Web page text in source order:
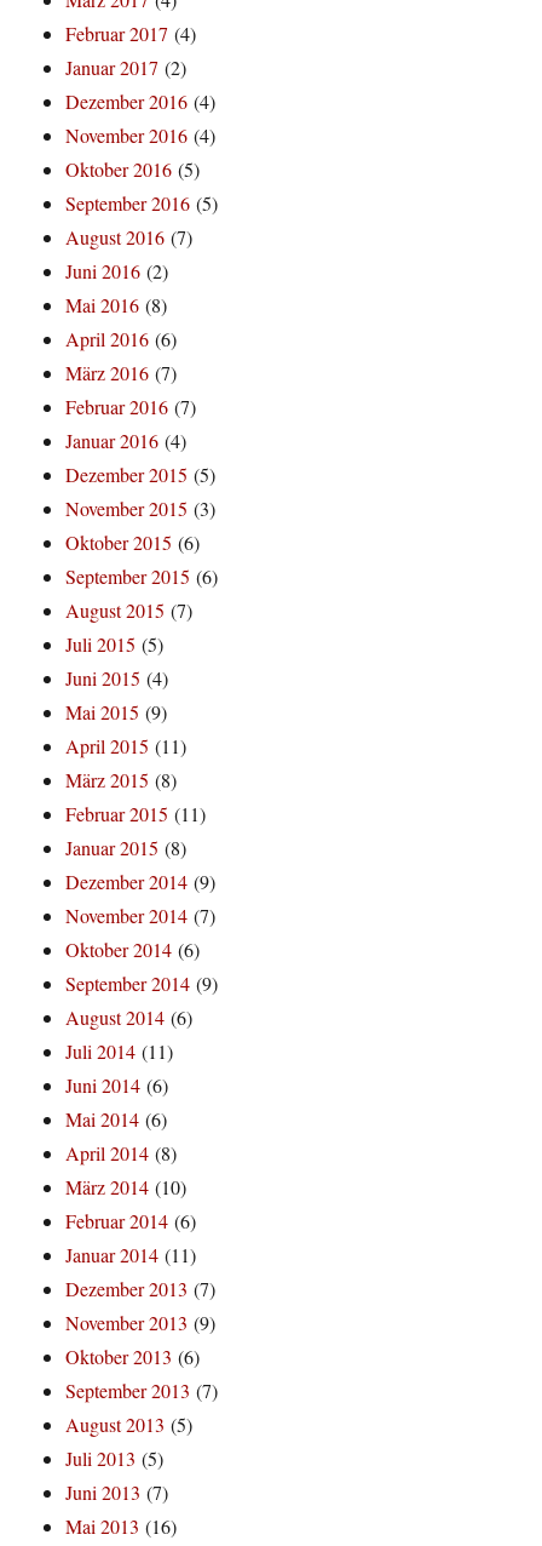
Februar 2017 (4)
Januar 2017 (2)
Dezember 2016 (4)
November 2016 (4)
Oktober 2016 (5)
September 2016 (5)
August 2016 (7)
Juni 2016 (2)
Mai 2016 (8)
April 2016 (6)
März 2016 (7)
Februar 2016 (7)
Januar 2016 (4)
Dezember 2015 (5)
November 2015 (3)
Oktober 2015 (6)
September 2015 (6)
August 2015 (7)
Juli 2015 (5)
Juni 2015 (4)
Mai 2015 (9)
April 2015 (11)
März 2015 (8)
Februar 2015 (11)
Januar 2015 (8)
Dezember 2014 (9)
November 2014 (7)
Oktober 2014 (6)
September 2014 (9)
August 2014 (6)
Juli 2014 (11)
Juni 2014 (6)
Mai 2014 (6)
April 2014 (8)
März 2014 (10)
Februar 2014 (6)
Januar 2014 (11)
Dezember 2013 (7)
November 2013 (9)
Oktober 2013 (6)
September 2013 (7)
August 2013 (5)
Juli 2013 (5)
Juni 2013 (7)
Mai 2013 (16)